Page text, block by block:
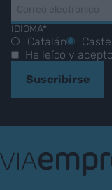
IDIOMA*
Catalán
He leído y
Suscribirse